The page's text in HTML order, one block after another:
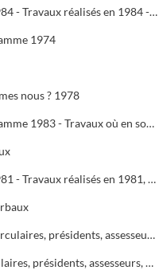
Travaux où en sommes-nous ? 1984 - Travaux réalisés en 1984 - Programme 1985 - Travaux 1987
1974
nous ? 1978
Travaux réalisés en 1982 - Programme 1983 - Travaux où en sommes-nous ? 1983 - Travaux réalisés en 1983 - Programme 1984
Travaux où en sommes-nous ? 1981 - Travaux réalisés en 1981, programme 1982 - Travaux où en sommes-nous ? 1982
Cantonales Nord-Est : Affiche, circulaires, présidents, assesseurs, délégués
Cantonales Ouest : Affiche, circulaires, présidents, assesseurs, délégués